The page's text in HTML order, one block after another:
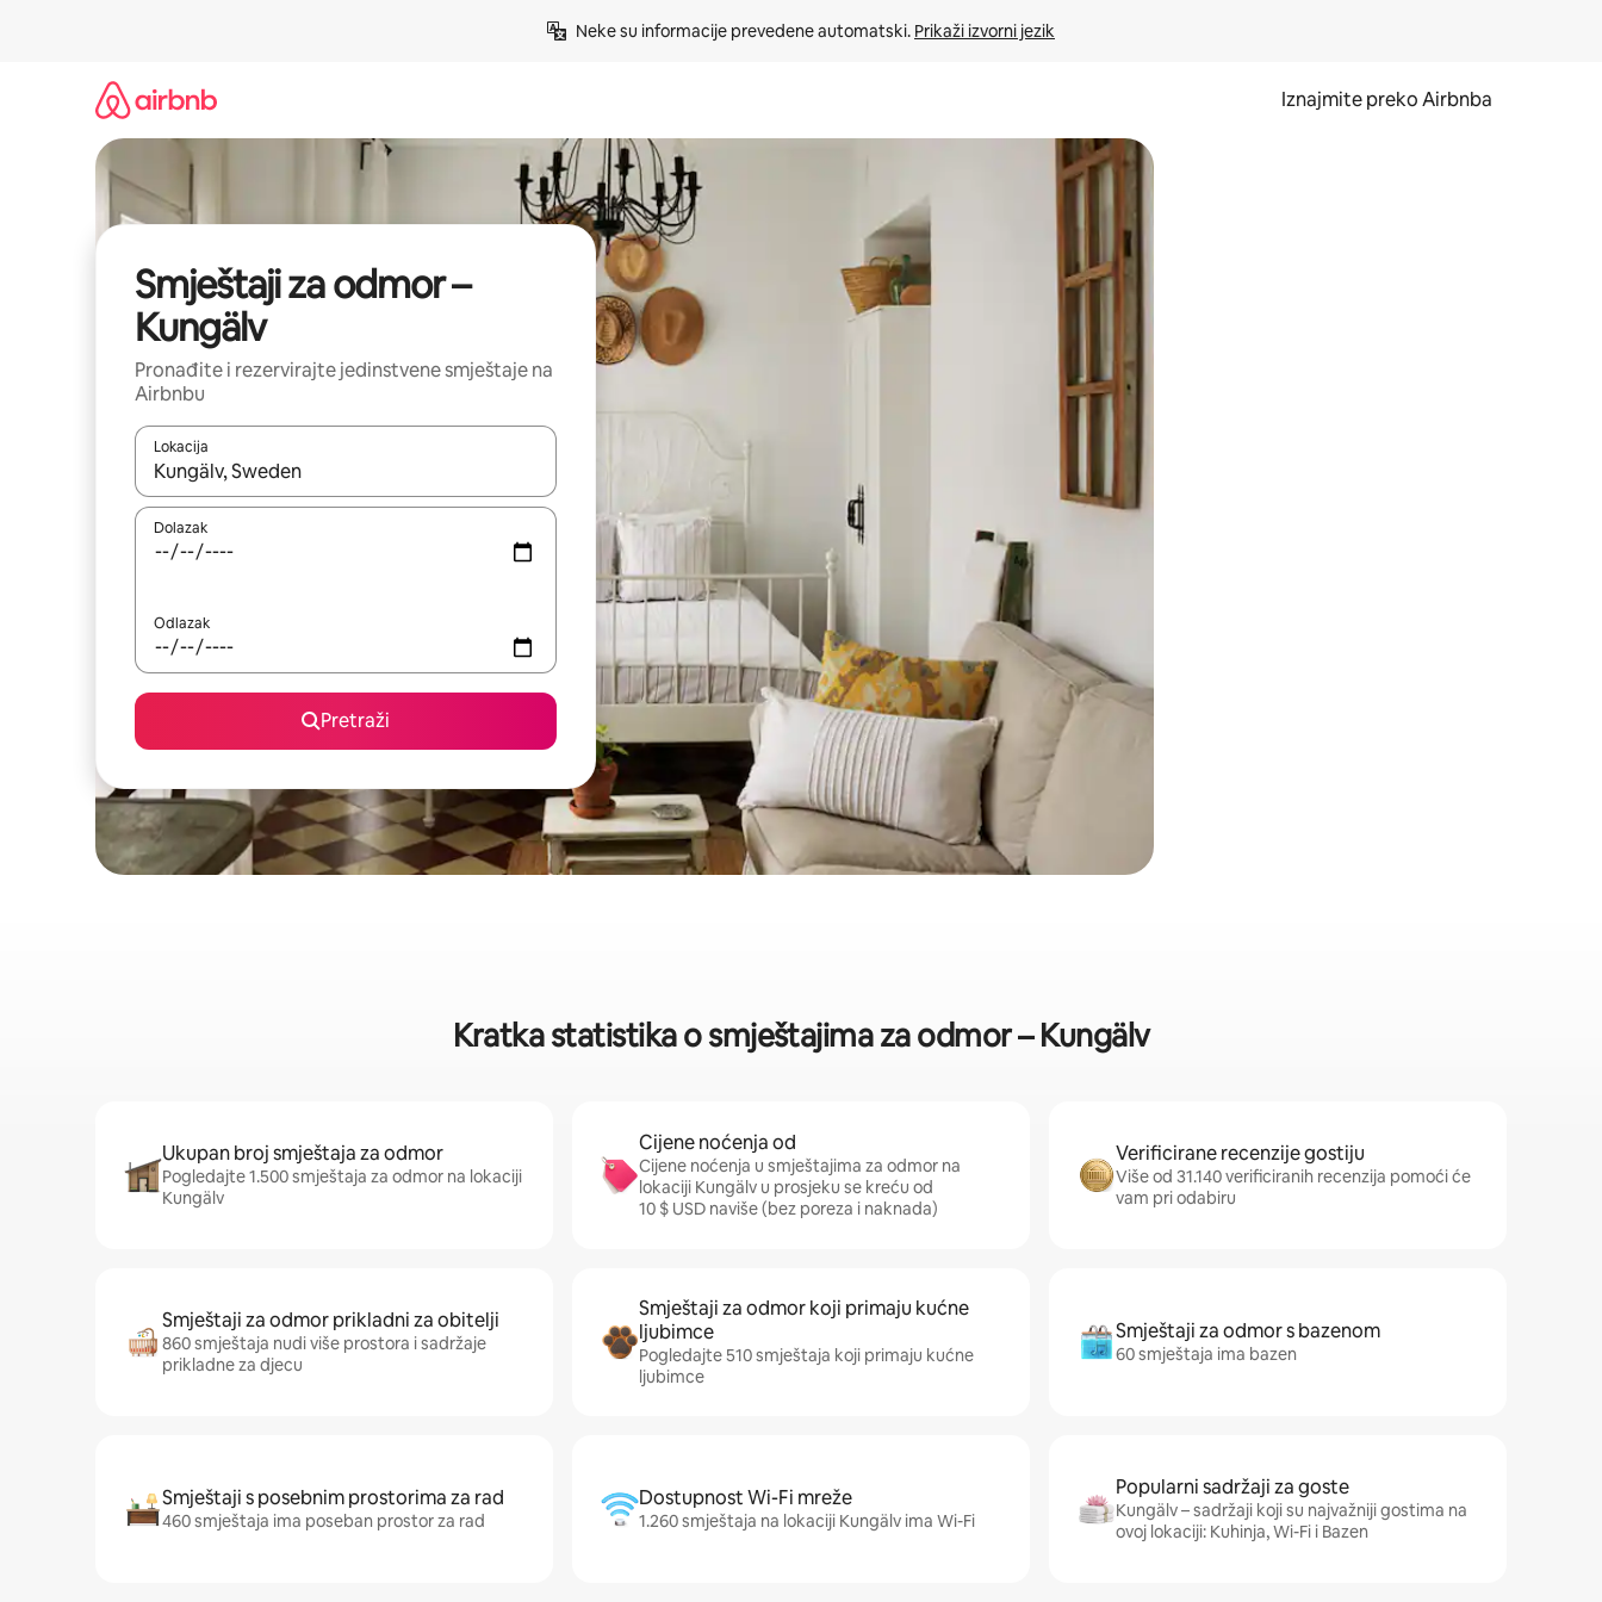
Neke su informacije prevedene automatski. Prikaži izvorni jezik
Iznajmite preko Airbnba
Smještaji za odmor –
Kungälv
Pronađite i rezervirajte jedinstvene smještaje na
Airbnbu
Lokacija
Kada budu dostupni rezultati, moći ćete ih pregledati koristeći se strelicama prema gore i prema dolje, kao i dodirom ili prelaskom prstom po zaslonu.
Dolazak
Odlazak
Pretraži
Kratka statistika o smještajima za odmor – Kungälv
Ukupan broj smještaja za odmor
Pogledajte 1.500 smještaja za odmor na lokaciji
Kungälv
Cijene noćenja od
Cijene noćenja u smještajima za odmor na
lokaciji Kungälv u prosjeku se kreću od
10 $ USD naviše (bez poreza i naknada)
Verificirane recenzije gostiju
Više od 31.140 verificiranih recenzija pomoći će
vam pri odabiru
Smještaji za odmor prikladni za obitelji
860 smještaja nudi više prostora i sadržaje
prikladne za djecu
Smještaji za odmor koji primaju kućne
ljubimce
Pogledajte 510 smještaja koji primaju kućne
ljubimce
Smještaji za odmor s bazenom
60 smještaja ima bazen
Smještaji s posebnim prostorima za rad
460 smještaja ima poseban prostor za rad
Dostupnost Wi-Fi mreže
1.260 smještaja na lokaciji Kungälv ima Wi-Fi
Popularni sadržaji za goste
Kungälv – sadržaji koji su najvažniji gostima na
ovoj lokaciji: Kuhinja, Wi-Fi i Bazen